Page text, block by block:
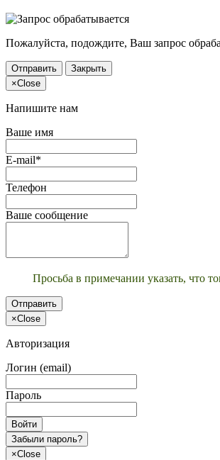
Пожалуйста, подождите, Ваш запрос
Отправить
Закрыть
×Close
Напишите нам
Ваше имя
E-mail*
Телефон
Ваше сообщение
Просьба в примечании указать, что
Отправить
×Close
Авторизация
Логин (email)
Пароль
Войти
Забыли пароль?
×Close